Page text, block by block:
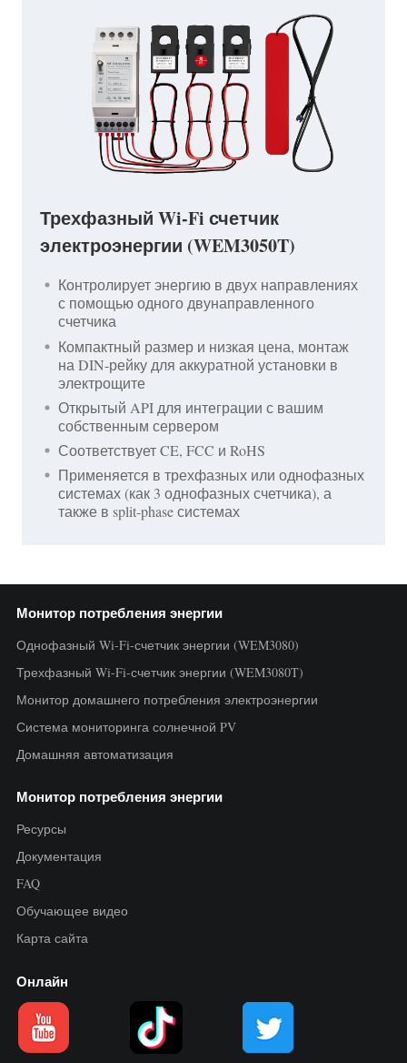
Трехфазный Wi-Fi счетчик
электроэнергии (WEM3050T)
Контролирует энергию в двух направлениях
с помощью одного двунаправленного
счетчика
Компактный размер и низкая цена, монтаж
на DIN-рейку для аккуратной установки в
электрощите
Открытый API для интеграции с вашим
собственным сервером
Соответствует CE, FCC и RoHS
Применяется в трехфазных или однофазных
системах (как 3 однофазных счетчика), а
также в split-phase системах
Монитор потребления энергии
Однофазный Wi-Fi-счетчик энергии (WEM3080)
Трехфазный Wi-Fi-счетчик энергии (WEM3080T)
Монитор домашнего потребления электроэнергии
Система мониторинга солнечной PV
Домашняя автоматизация
Монитор потребления энергии
Ресурсы
Документация
FAQ
Обучающее видео
Карта сайта
Онлайн